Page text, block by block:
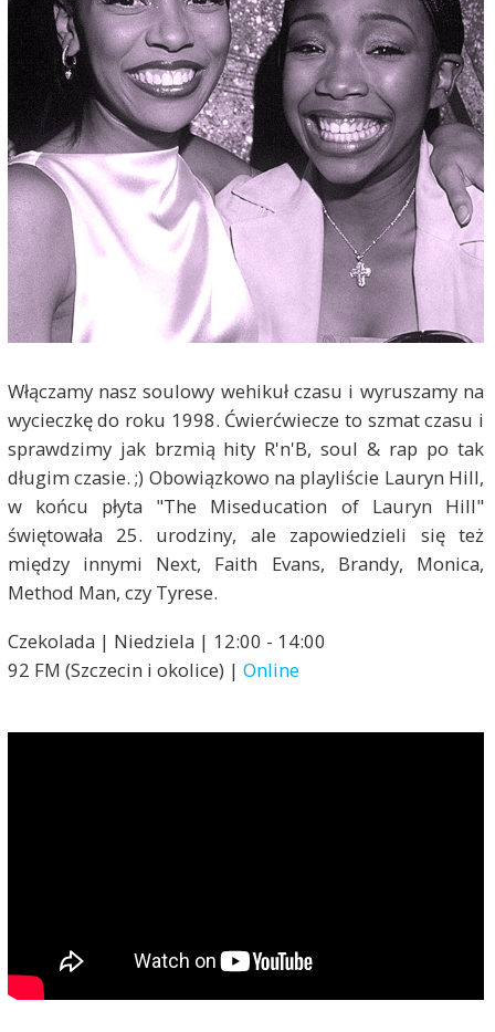
Włączamy nasz soulowy wehikuł czasu i wyruszamy na
wycieczkę do roku 1998. Ćwierćwiecze to szmat czasu i
sprawdzimy jak brzmią hity R'n'B, soul & rap po tak
długim czasie. ;) Obowiązkowo na playliście Lauryn Hill,
w końcu płyta "The Miseducation of Lauryn Hill"
świętowała 25. urodziny, ale zapowiedzieli się też
między innymi Next, Faith Evans, Brandy, Monica,
Method Man, czy Tyrese.
Czekolada | Niedziela | 12:00 - 14:00
92 FM (Szczecin i okolice) | Online